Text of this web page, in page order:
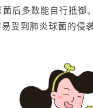
后多数能自行抵御
受到肺炎球菌的侵